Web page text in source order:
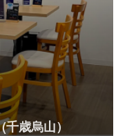
歳烏山）